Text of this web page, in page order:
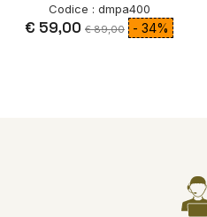
Codice : dmpa400
€ 59,00 € 89,00 - 34%